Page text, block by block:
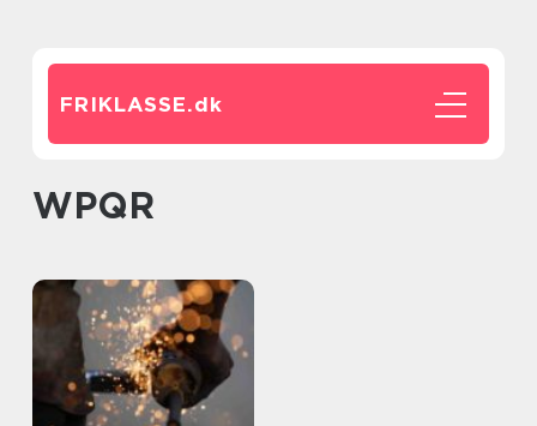
FRIKLASSE.dk
WPQR